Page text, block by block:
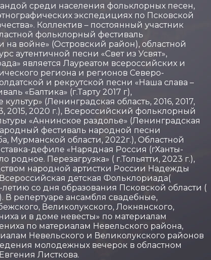
среди населения фольклорных песен,
экспедициях по Псковской
Коллектив – постоянный участник
фольклорный фестиваль
войне» (Островский район), областной
аутентичной песни «Свет из Усвят»,
является Лауреатом всероссийских и
региона и регионов Северо-
и рекрутской песни «Наша слава –
«Балтика» (г.Тарту 2017 г),
(Ленинградская область, 2016, 2017,
2015, 2020 г.), Всероссийский фольклорный
«Аннинское раздолье» (Ленинградская
фестиваль народной песни
Мурманской области, 2022г.), Областной
дефиле «Нарядная Россия (гХанты-
Перезагрузка» ( г.Тольятти, 2023 г.),
народной артистки России Надежды
детская Фольклориада(
летию со дня образования Псковской области (
В репертуаре ансамбля свадебные,
Великолукского, Локнянского,
и в доме невесты» по материалам
по материалам Невельского района,
Невельского и Великолукского районов
молодежных вечерок в областном
Листкова.